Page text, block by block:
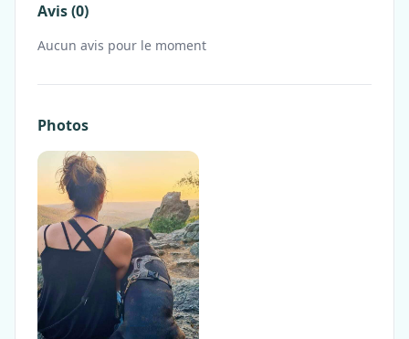
Avis (0)
Aucun avis pour le moment
Photos